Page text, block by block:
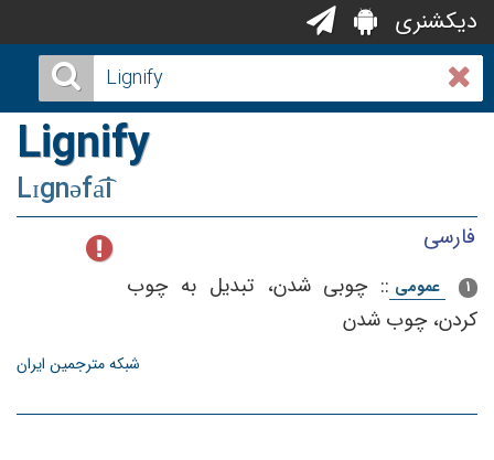
دیکشنری
Lignify
Lɪgnəfa͡i
فارسی
1 عمومی ::چوبی‌ شدن‌، تبدیل‌ به‌ چوب‌
كردن‌، چوب‌ شدن‌
شبکه مترجمین ایران